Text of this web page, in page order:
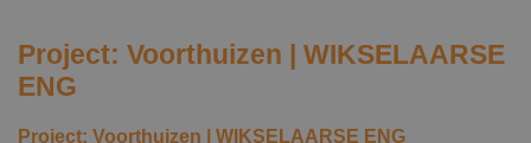
Project: Voorthuizen | WIKSELAARSE
ENG
Project: Voorthuizen | WIKSELAARSE ENG